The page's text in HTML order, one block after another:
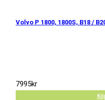
Volvo P 1800, 1800S, B18 /
7995kr